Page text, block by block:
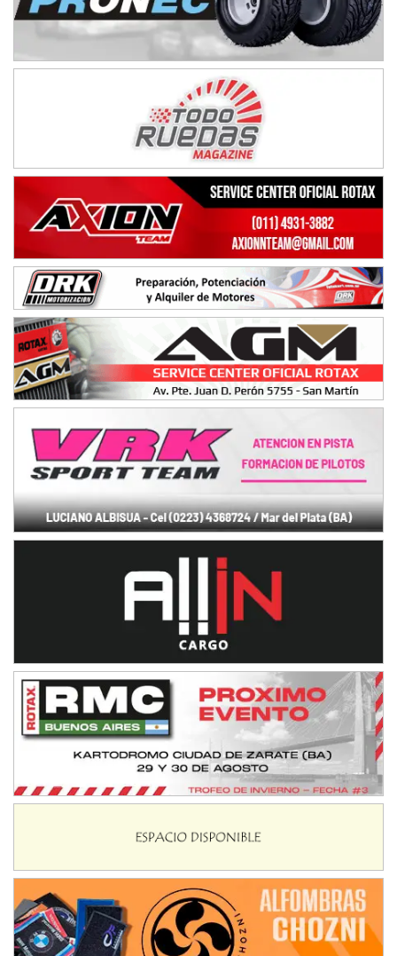
NORESTE SANTAFESINO - F6
Avellaneda (Santa Fe)
José Samuel Sánchez (Tierra)
TUCUMANO - F5
El Timbó (Tucumán)